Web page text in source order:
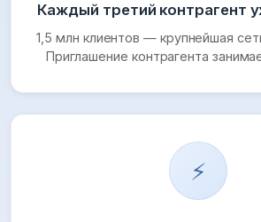
Каждый третий контрагент
1,5 млн клиентов — крупнейшая
Приглашение контрагента
⚡